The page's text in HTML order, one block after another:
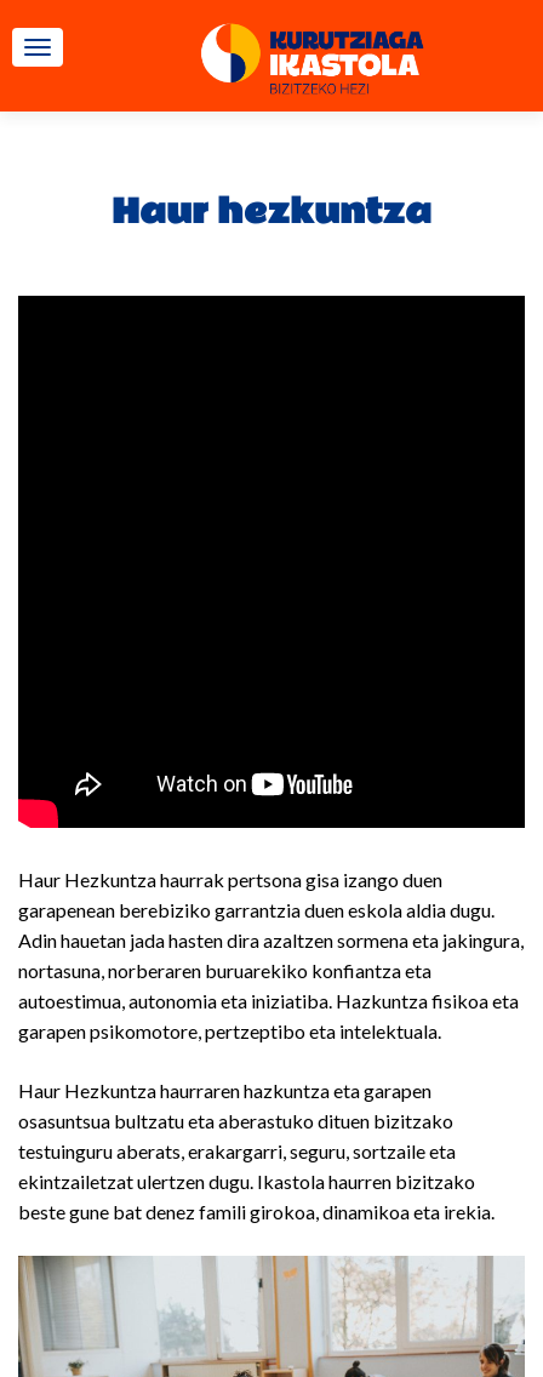
TOGGLE NAVIGATION
Haur hezkuntza
Haur Hezkuntza haurrak pertsona gisa izango duen
garapenean berebiziko garrantzia duen eskola aldia dugu.
Adin hauetan jada hasten dira azaltzen sormena eta jakingura,
nortasuna, norberaren buruarekiko konfiantza eta
autoestimua, autonomia eta iniziatiba. Hazkuntza fisikoa eta
garapen psikomotore, pertzeptibo eta intelektuala.
Haur Hezkuntza haurraren hazkuntza eta garapen
osasuntsua bultzatu eta aberastuko dituen bizitzako
testuinguru aberats, erakargarri, seguru, sortzaile eta
ekintzailetzat ulertzen dugu. Ikastola haurren bizitzako
beste gune bat denez famili girokoa, dinamikoa eta irekia.